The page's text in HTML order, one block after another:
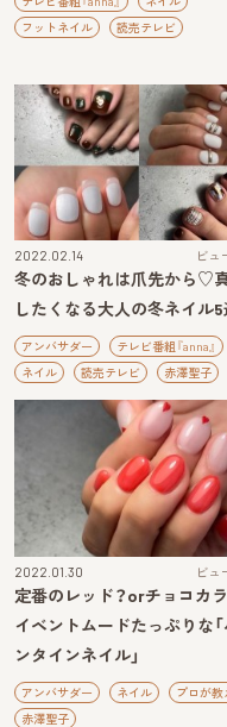
フットネイル
読売テレビ
2022.02.14 ビュ
冬のおしゃれは爪先から♡
したくなる大人の冬ネイル5
アンバサダー
テレビ番組『anna』
ネイル
読売テレビ 赤澤聖子
2022.01.30 ビュ
定番のレッド？orチョコカラ
イベントムードたっぷりな
ンタインネイル」
アンバサダー ネイル
プロが教
赤澤聖子